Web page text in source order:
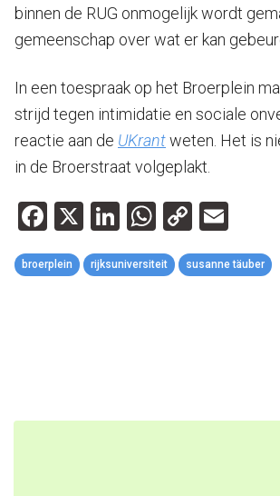
binnen de RUG onmogelijk wordt
gemeenschap over wat er kan
In een toespraak op het Broerplein
strijd tegen intimidatie en sociale
reactie aan de UKrantweten. Het is
in de Broerstraat volgeplakt.
Facebook
X LinkedIn
WhatsApp
Copy
Link
broerplein rijksuniversiteit susanne täuber